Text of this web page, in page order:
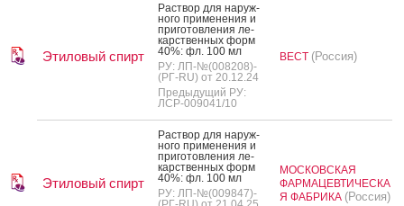
Этиловый спирт
Рас­твор для на­руж­
но­го при­мене­ния и
при­готов­ле­ния ле­
карс­твен­ных форм
40%: фл. 100 мл
РУ: ЛП-№(008208)-
(РГ-RU) от 20.12.24
Предыдущий РУ:
ЛСР-009041/10
ВЕСТ (Россия)
Этиловый спирт
Рас­твор для на­руж­
но­го при­мене­ния и
при­готов­ле­ния ле­
карс­твен­ных форм
40%: фл. 100 мл
РУ: ЛП-№(009847)-
МОСКОВСКАЯ
ФАРМАЦЕВТИЧЕСКА
Я ФАБРИКА (Россия)